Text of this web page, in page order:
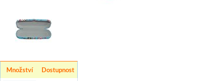
Množství Dostupnost